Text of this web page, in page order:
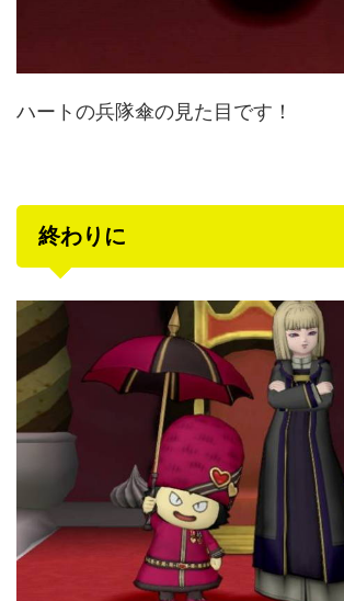
ハートの兵隊傘の見た目です！
終わりに